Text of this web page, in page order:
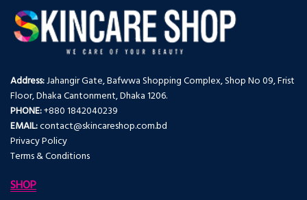
Address:Jahangir Gate, Bafwwa Shopping Complex, Shop No 09, Frist
Floor, Dhaka Cantonment, Dhaka 1206.
PHONE:+880 1842040239
EMAIL:contact@skincareshop.com.bd
Privacy Policy
Terms & Conditions
SHOP